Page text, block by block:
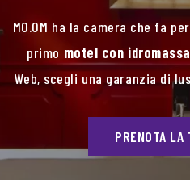
MO.OM ha la camera che fa
primo motel con
Web, scegli una garanzia di
PRENOTA LA